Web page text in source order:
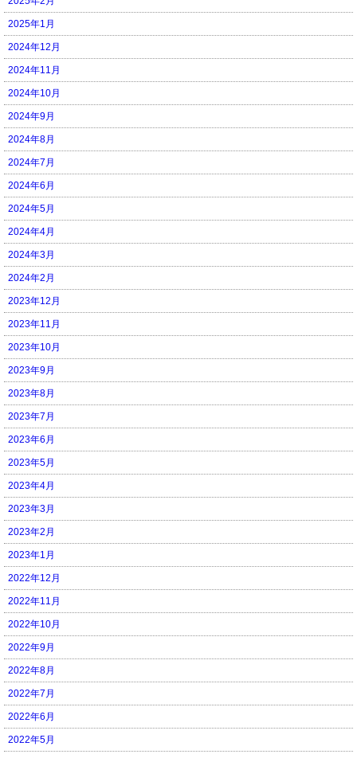
2025年1月
2024年12月
2024年11月
2024年10月
2024年9月
2024年8月
2024年7月
2024年6月
2024年5月
2024年4月
2024年3月
2024年2月
2023年12月
2023年11月
2023年10月
2023年9月
2023年8月
2023年7月
2023年6月
2023年5月
2023年4月
2023年3月
2023年2月
2023年1月
2022年12月
2022年11月
2022年10月
2022年9月
2022年8月
2022年7月
2022年6月
2022年5月